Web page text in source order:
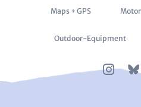
Maps + GPS
Outdoor-Equipment